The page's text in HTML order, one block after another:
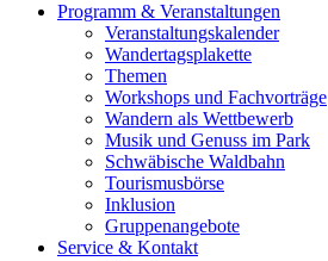
Programm & Veranstaltungen
Veranstaltungskalender
Wandertagsplakette
Themen
Workshops und Fachvorträge
Wandern als Wettbewerb
Musik und Genuss im Park
Schwäbische Waldbahn
Tourismusbörse
Inklusion
Gruppenangebote
Service & Kontakt